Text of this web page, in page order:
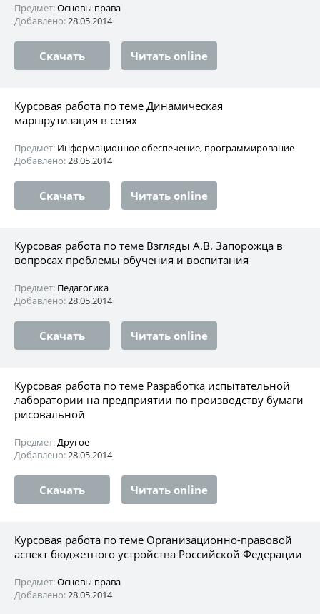
Предмет:Основы права
Добавлено:28.05.2014
Скачать Читать online
Курсовая работа по теме Динамическая
маршрутизация в сетях
Предмет: Информационное обеспечение, программирование
Добавлено:28.05.2014
Скачать Читать online
Курсовая работа по теме Взгляды А.В. Запорожца в
вопросах проблемы обучения и воспитания
Предмет: Педагогика
Добавлено:28.05.2014
Скачать Читать online
Курсовая работа по теме Разработка испытательной
лаборатории на предприятии по производству бумаги
рисовальной
Предмет:Другое
Добавлено:28.05.2014
Скачать Читать online
Курсовая работа по теме Организационно-правовой
аспект бюджетного устройства Российской Федерации
Предмет:Основы права
Добавлено:28.05.2014